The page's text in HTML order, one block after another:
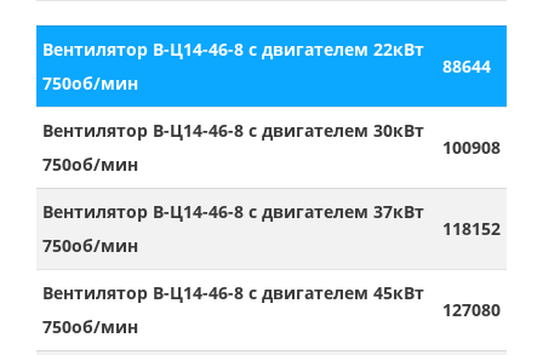
Вентилятор В-Ц14-46-8 с двигателем 22кВт
750об/мин
88644
Вентилятор В-Ц14-46-8 с двигателем 30кВт
750об/мин
100908
Вентилятор В-Ц14-46-8 с двигателем 37кВт
750об/мин
118152
Вентилятор В-Ц14-46-8 с двигателем 45кВт
750об/мин
127080